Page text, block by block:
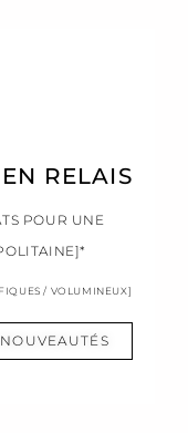
RELAIS
POUR UNE
/ VOLUMINEUX]